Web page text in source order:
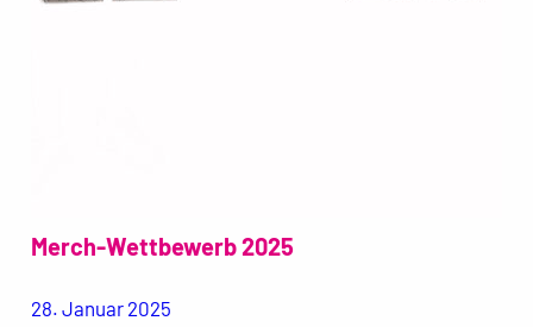
Merch-Wettbewerb 2025
28. Januar 2025